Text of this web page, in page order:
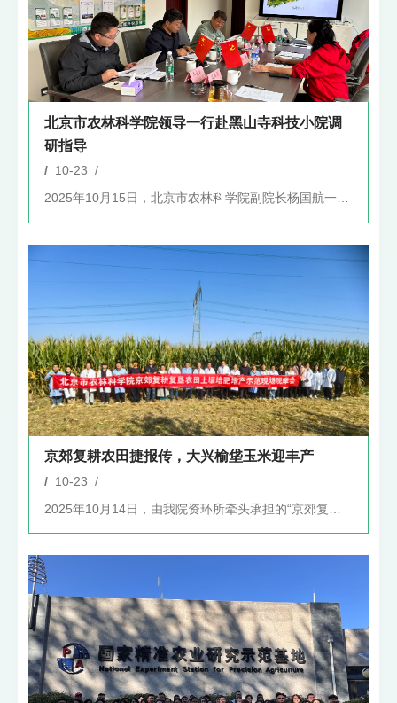
北京市农林科学院领导一行赴黑山寺科技小院调
研指导
/ 10-23 /
2025年10月15日，北京市农林科学院副院长杨国航一行赴密...
京郊复耕农田捷报传，大兴榆垡玉米迎丰产
/ 10-23 /